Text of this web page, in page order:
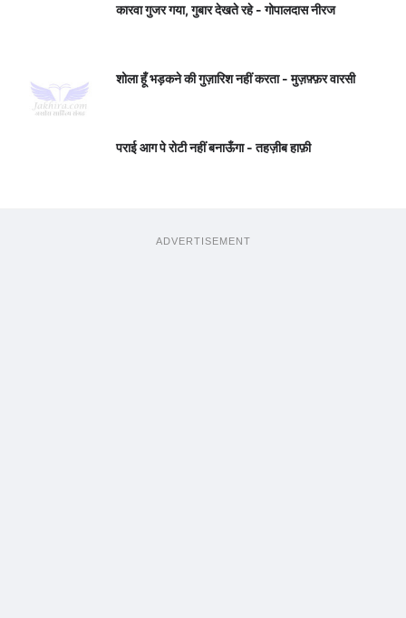
कारवा गुजर गया, गुबार देखते रहे - गोपालदास नीरज
शोला हूँ भड़कने की गुज़ारिश नहीं करता - मुज़फ़्फ़र वारसी
पराई आग पे रोटी नहीं बनाऊँगा - तहज़ीब हाफ़ी
ADVERTISEMENT